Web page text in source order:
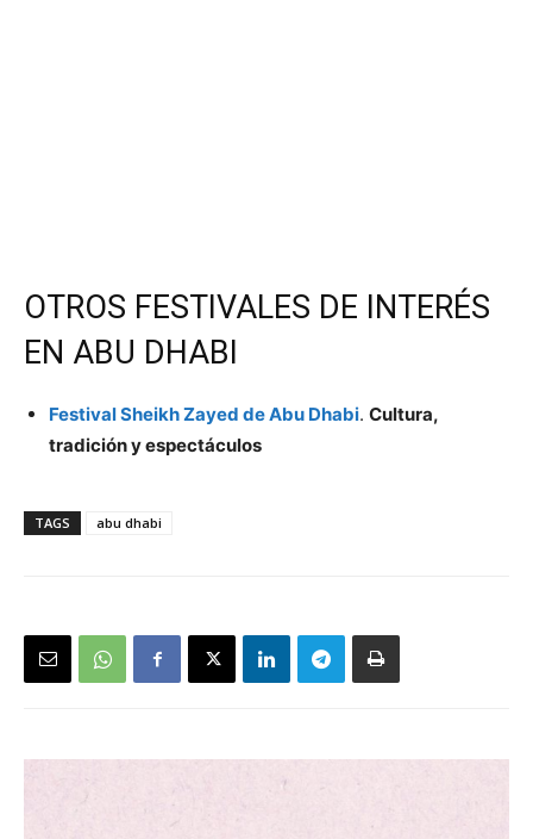
OTROS FESTIVALES DE INTERÉS
EN ABU DHABI
Festival Sheikh Zayed de Abu Dhabi. Cultura,
tradición y espectáculos
TAGS abu dhabi